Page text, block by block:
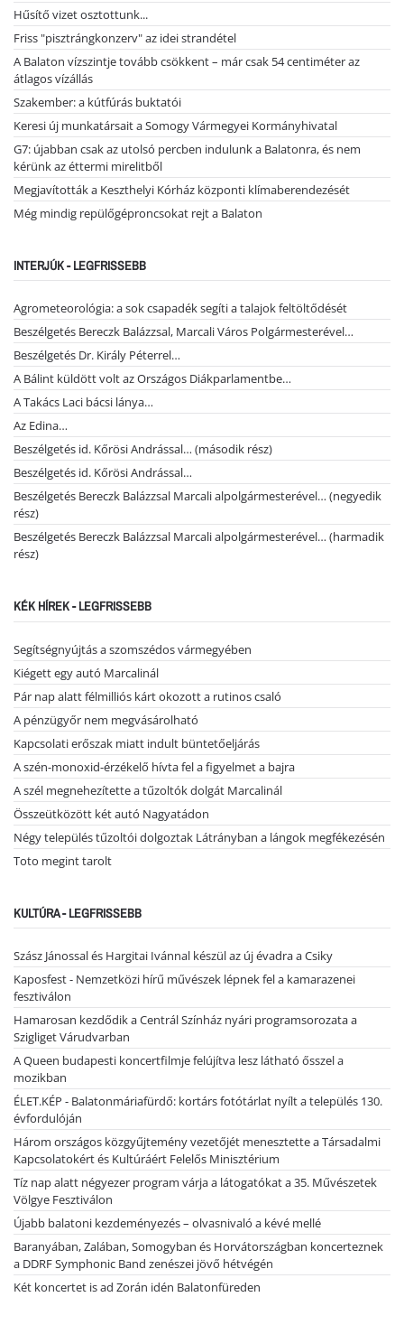
Hűsítő vizet osztottunk...
Friss "pisztrángkonzerv" az idei strandétel
A Balaton vízszintje tovább csökkent – már csak 54 centiméter az
átlagos vízállás
Szakember: a kútfúrás buktatói
Keresi új munkatársait a Somogy Vármegyei Kormányhivatal
G7: újabban csak az utolsó percben indulunk a Balatonra, és nem
kérünk az éttermi mirelitből
Megjavították a Keszthelyi Kórház központi klímaberendezését
Még mindig repülőgéproncsokat rejt a Balaton
INTERJÚK - LEGFRISSEBB
Agrometeorológia: a sok csapadék segíti a talajok feltöltődését
Beszélgetés Bereczk Balázzsal, Marcali Város Polgármesterével…
Beszélgetés Dr. Király Péterrel…
A Bálint küldött volt az Országos Diákparlamentbe…
A Takács Laci bácsi lánya…
Az Edina…
Beszélgetés id. Kőrösi Andrással… (második rész)
Beszélgetés id. Kőrösi Andrással…
Beszélgetés Bereczk Balázzsal Marcali alpolgármesterével… (negyedik
rész)
Beszélgetés Bereczk Balázzsal Marcali alpolgármesterével… (harmadik
rész)
KÉK HÍREK - LEGFRISSEBB
Segítségnyújtás a szomszédos vármegyében
Kiégett egy autó Marcalinál
Pár nap alatt félmilliós kárt okozott a rutinos csaló
A pénzügyőr nem megvásárolható
Kapcsolati erőszak miatt indult büntetőeljárás
A szén-monoxid-érzékelő hívta fel a figyelmet a bajra
A szél megnehezítette a tűzoltók dolgát Marcalinál
Összeütközött két autó Nagyatádon
Négy település tűzoltói dolgoztak Látrányban a lángok megfékezésén
Toto megint tarolt
KULTÚRA - LEGFRISSEBB
Szász Jánossal és Hargitai Ivánnal készül az új évadra a Csiky
Kaposfest - Nemzetközi hírű művészek lépnek fel a kamarazenei
fesztiválon
Hamarosan kezdődik a Centrál Színház nyári programsorozata a
Szigliget Várudvarban
A Queen budapesti koncertfilmje felújítva lesz látható ősszel a
mozikban
ÉLET.KÉP - Balatonmáriafürdő: kortárs fotótárlat nyílt a település 130.
évfordulóján
Három országos közgyűjtemény vezetőjét menesztette a Társadalmi
Kapcsolatokért és Kultúráért Felelős Minisztérium
Tíz nap alatt négyezer program várja a látogatókat a 35. Művészetek
Völgye Fesztiválon
Újabb balatoni kezdeményezés – olvasnivaló a kévé mellé
Baranyában, Zalában, Somogyban és Horvátországban koncerteznek
a DDRF Symphonic Band zenészei jövő hétvégén
Két koncertet is ad Zorán idén Balatonfüreden